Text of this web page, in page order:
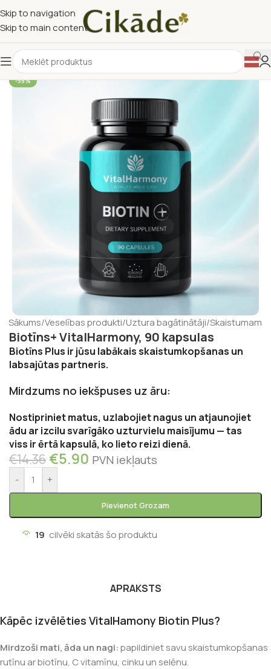
Skip to navigation
Skip to main content
-59%
Sākums/Veselības produkti/Uztura bagātinātāji/Skaistumam
Biotīns+ VitalHarmony, 90 kapsulas
Biotīns Plus ir jūsu labākais skaistumkopšanas un
labsajūtas partneris.
Mirdzums no iekšpuses uz āru:
Nostipriniet matus, uzlabojiet nagus un atjaunojiet
ādu ar izcilu svarīgāko uzturvielu maisījumu — tas
viss ir ērtā kapsulā, ko lieto reizi dienā.
€14.36 €5.90 PVN iekļauts
- +
Pievienot Grozam
19 cilvēki skatās šo produktu
APRAKSTS
Kāpēc izvēlēties VitalHamony Biotin Plus?
Mirdzoši mati, āda un nagi:papildiniet savu skaistumkopšanas
rutīnu ar biotīnu, C vitamīnu, cinku un selēnu.